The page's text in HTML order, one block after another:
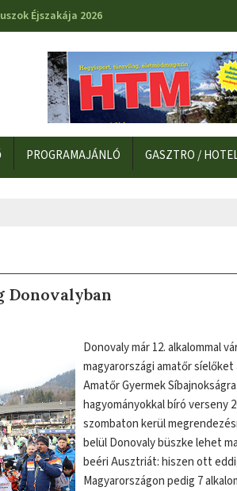
Éjszakája 2026
PROGRAMAJÁNLÓ GASZTRO /
Donovalyban
Donovaly már 12. alkalommal
magyarországi amatőr síelőket
Amatőr Gyermek
hagyományokkal bíró verseny
szombaton kerül
belül Donovaly büszke lehet
beéri Ausztriát: hiszen ott
Magyarországon pedig 7